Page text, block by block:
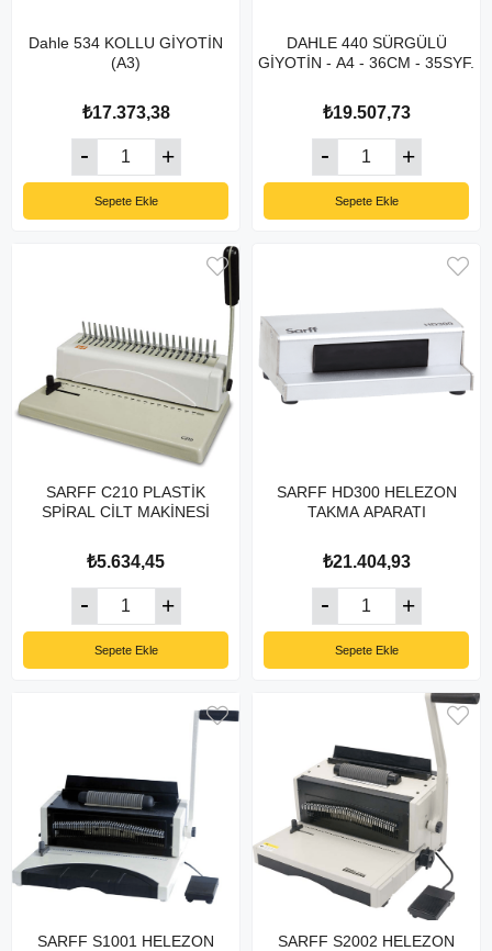
Dahle 534 KOLLU GİYOTİN
(A3)
₺17.373,38
Sepete Ekle
DAHLE 440 SÜRGÜLÜ
GİYOTİN - A4 - 36CM - 35SYF.
₺19.507,73
Sepete Ekle
SARFF C210 PLASTİK
SPİRAL CİLT MAKİNESİ
₺5.634,45
Sepete Ekle
SARFF HD300 HELEZON
TAKMA APARATI
₺21.404,93
Sepete Ekle
SARFF S1001 HELEZON
SARFF S2002 HELEZON